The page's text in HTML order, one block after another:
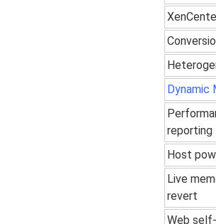
Dynamic
reporting
Host
Live
revert
Web